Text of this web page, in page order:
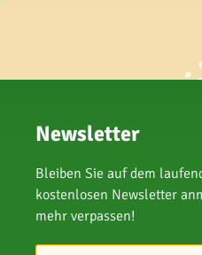
Newsletter
Bleiben Sie auf dem
kostenlosen Newsletter
mehr verpassen!